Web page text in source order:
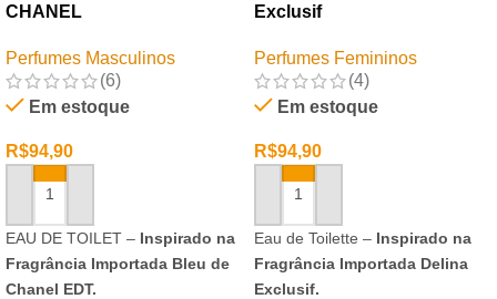
CHANEL
Perfumes Masculinos
(6)
Em estoque
R$94,90
ADICIONAR AO CARRINHO
EAU DE TOILET – Inspirado na
Fragrância Importada Bleu de
Chanel EDT.
Exclusif
Perfumes Femininos
(4)
Em estoque
R$94,90
ADICIONAR AO CARRINHO
Eau de Toilette – Inspirado na
Fragrância Importada Delina
Exclusif.